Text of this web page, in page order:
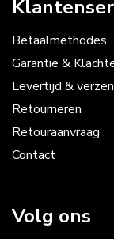
Betaalmethodes
Garantie &
Levertijd &
Retourneren
Retouraanvraag
Contact
Volg ons